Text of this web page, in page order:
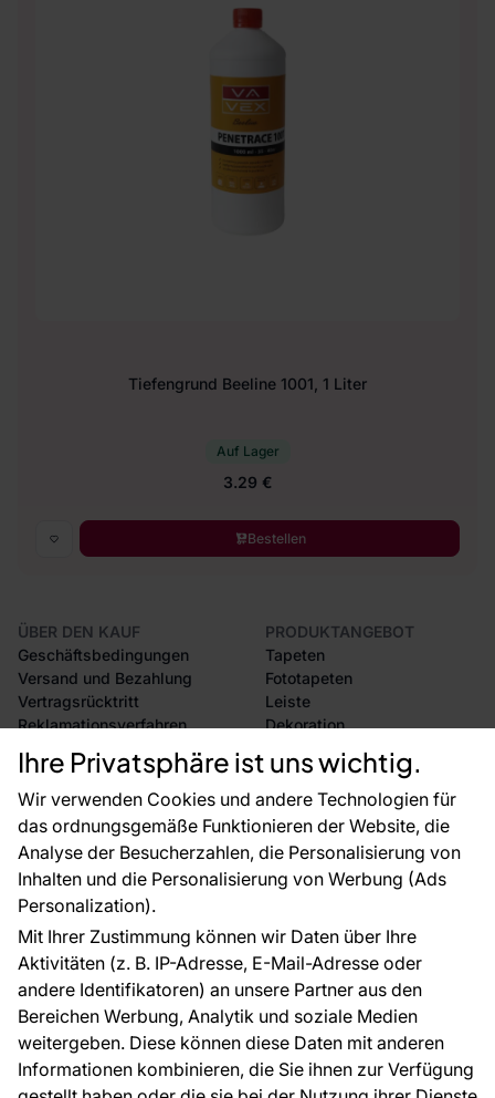
Ihre Privatsphäre ist uns wichtig.
Wir verwenden Cookies und andere Technologien für
das ordnungsgemäße Funktionieren der Website, die
Analyse der Besucherzahlen, die Personalisierung von
Inhalten und die Personalisierung von Werbung (Ads
Personalization).
Mit Ihrer Zustimmung können wir Daten über Ihre
Aktivitäten (z. B. IP-Adresse, E-Mail-Adresse oder
andere Identifikatoren) an unsere Partner aus den
Bereichen Werbung, Analytik und soziale Medien
weitergeben. Diese können diese Daten mit anderen
Informationen kombinieren, die Sie ihnen zur Verfügung
Tiefengrund Beeline 1001, 1 Liter
Auf Lager
3.29 €
Bestellen
ÜBER DEN KAUF
Geschäftsbedingungen
Versand und Bezahlung
Vertragsrücktritt
Reklamationsverfahren
Rücksendung von Waren
CE-Zertifizierung
Großhandel
Raumvisualisierung
PRODUKTANGEBOT
Tapeten
Fototapeten
Leiste
Dekoration
Selbstklebende Folien
Zubehör
Tapetenmuster
FÜR SIE
Blog
EU-Projekte
Ratschläge und Tipps
FAQ
ÜBER DAS UNTERNEHMEN
Kontakt